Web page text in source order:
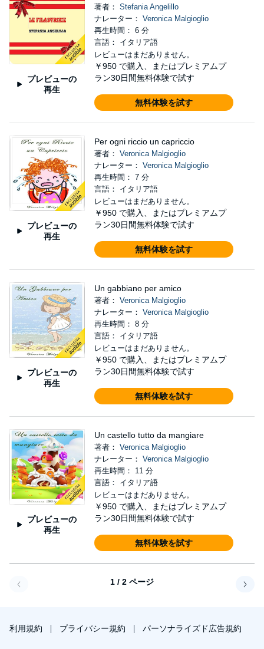
プレビューの
再生
著者： Stefania Angelillo
ナレーター： Veronica Malgioglio
再生時間： 6 分
言語： イタリア語
レビューはまだありません。
￥950 で購入、またはプレミアムプ
ラン30日間無料体験で試す
無料体験を試す
プレビューの
再生
Per ogni riccio un capriccio
著者： Veronica Malgioglio
ナレーター： Veronica Malgioglio
再生時間： 7 分
言語： イタリア語
レビューはまだありません。
￥950 で購入、またはプレミアムプ
ラン30日間無料体験で試す
無料体験を試す
プレビューの
再生
Un gabbiano per amico
著者： Veronica Malgioglio
ナレーター： Veronica Malgioglio
再生時間： 8 分
言語： イタリア語
レビューはまだありません。
￥950 で購入、またはプレミアムプ
ラン30日間無料体験で試す
無料体験を試す
プレビューの
再生
Un castello tutto da mangiare
著者： Veronica Malgioglio
ナレーター： Veronica Malgioglio
再生時間： 11 分
言語： イタリア語
レビューはまだありません。
￥950 で購入、またはプレミアムプ
ラン30日間無料体験で試す
無料体験を試す
1 / 2 ページ
利用規約 プライバシー規約 パーソナライズド広告規約